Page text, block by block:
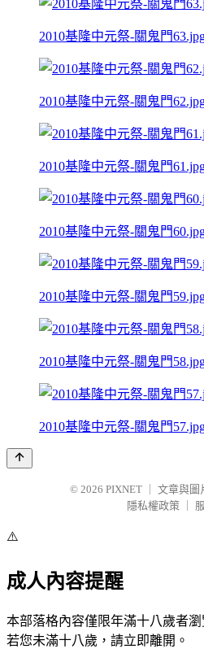
2010基隆中元祭-關鬼門
2010基隆中元祭-關鬼門
2010基隆中元祭-關鬼門
2010基隆中元祭-關鬼門
2010基隆中元祭-關鬼門
2010基隆中元祭-關鬼門
2010基隆中元祭-關鬼門
© 2026 PIXNET
文章與圖
隱私權政策
⚠️
成人內容提醒
本部落格內容僅限年滿十八歲者瀏
若您未滿十八歲，請立即離開。